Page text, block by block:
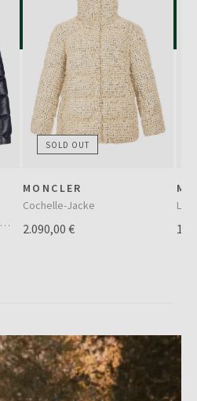
SOLD OUT
MONCLER
Cochelle-Jacke
2.090,00 €